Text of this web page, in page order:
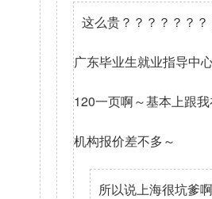
这么贵？？？？？？
广东毕业生就业指导中
120一页啊～基本上跟
机构报价差不多～
所以说上海很坑爹啊